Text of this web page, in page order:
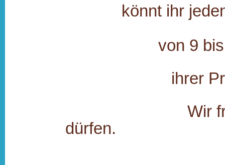
könnt ihr
von 9
ihrer
Wir freuen
dürfen.